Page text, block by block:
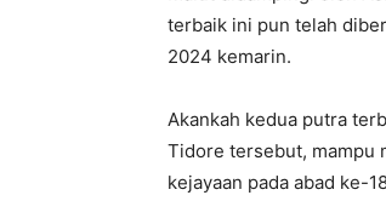
terbaik ini pun telah
2024 kemarin.
Akankah kedua putra
Tidore tersebut, mampu
kejayaan pada abad ke-